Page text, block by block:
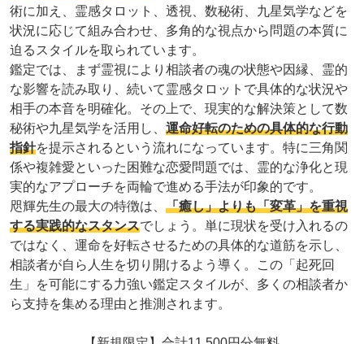
術に加え、霊感タロット、透視、数秘術、九星気学などを
状況に応じて組み合わせ、多角的な視点から問題の本質に
迫るスタイルを取られています。
鑑定では、まず霊視により相談者の魂の状態や因縁、霊的
な影響を読み取り、続いて霊感タロットで具体的な状況や
相手の本音を明確化。その上で、現実的な解決策として数
秘術や九星気学を活用し、 運命好転のための具体的な行動
指針を提示されるという流れになっています。特に三角関
係や複雑愛といった困難な恋愛問題では、霊的な浄化と現
実的なアプローチを両輪で進める手法が印象的です。
咫輝先生の最大の特徴は、 「癒し」よりも「変革」を重視
する実践的なスタンスでしょう。単に現状を受け入れるの
ではなく、運命を好転させるための具体的な道筋を示し、
相談者が自ら人生を切り開けるよう導く。この「起死回
生」を可能にする力強い鑑定スタイルが、多くの相談者か
ら支持を集める理由と推測されます。